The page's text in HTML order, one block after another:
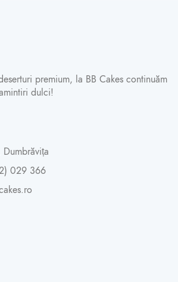
premium, la BB Cakes continuăm
dulci!
Dumbrăvița
029 366